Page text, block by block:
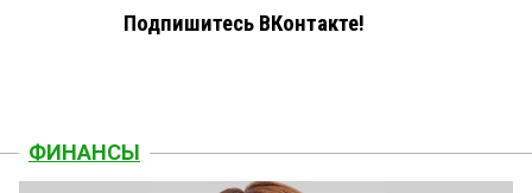
Подпишитесь ВКонтакте!
ФИНАНСЫ